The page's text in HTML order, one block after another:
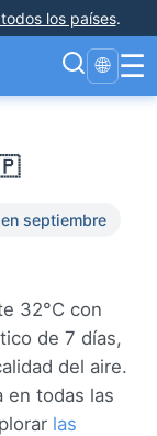
los países.
🌐 ☰
septiembre
32°C con
de 7 días,
del aire.
todas las
las